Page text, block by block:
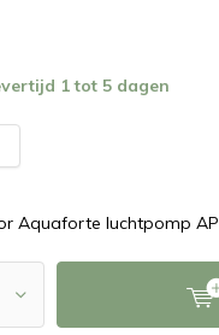
1 tot 5 dagen
Aquaforte luchtpomp